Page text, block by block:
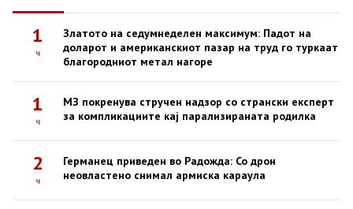
1
ч
Златото на седумнеделен максимум: Падот на
доларот и американскиот пазар на труд го туркаат
благородниот метал нагоре
1
ч
МЗ покренува стручен надзор со странски експерт
за компликациите кај парализираната родилка
2
ч
Германец приведен во Радожда: Со дрон
неовластено снимал армиска караула